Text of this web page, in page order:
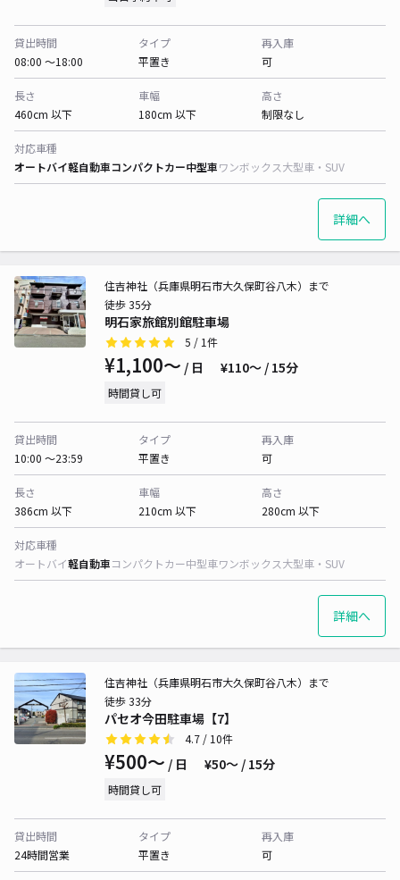
貸出時間
08:00 〜18:00
タイプ
平置き
再入庫
可
長さ
460cm 以下
車幅
180cm 以下
高さ
制限なし
対応車種
オートバイ軽自動車コンパクトカー中型車ワンボックス大型車・SUV
詳細へ
明石家旅館別館駐車場
住吉神社（兵庫県明石市大久保町谷八木）まで
徒歩 35分
5 / 1件
¥1,100〜 / 日 ¥110〜 / 15分
時間貸し可
貸出時間
10:00 〜23:59
タイプ
平置き
再入庫
可
長さ
386cm 以下
車幅
210cm 以下
高さ
280cm 以下
対応車種
オートバイ軽自動車コンパクトカー中型車ワンボックス大型車・SUV
詳細へ
パセオ今田駐車場【7】
住吉神社（兵庫県明石市大久保町谷八木）まで
徒歩 33分
4.7 / 10件
¥500〜 / 日 ¥50〜 / 15分
時間貸し可
貸出時間
24時間営業
タイプ
平置き
再入庫
可